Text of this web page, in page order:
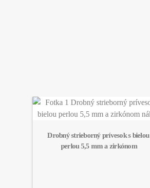
Drobný strieborný prívesok s bielou
perlou 5,5 mm a zirkónom